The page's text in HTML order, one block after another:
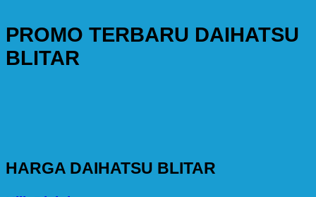
PROMO TERBARU DAIHATSU
BLITAR
HARGA DAIHATSU BLITAR